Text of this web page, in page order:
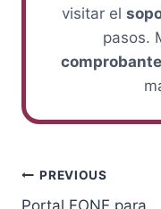
visitar el
pasos.
Post
PREVIOUS